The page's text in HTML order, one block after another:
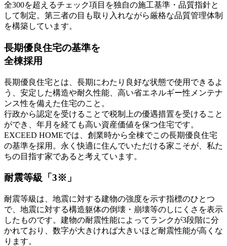
全300を超えるチェック項目 を独自の施工基準・品質指針と
して制定。 第三者の目も取り入れながら厳格な品質管理体制
を構築しています。
長期優良住宅の基準を
全棟採用
長期優良住宅とは、長期にわたり良好な状態で使用できるよ
う、 安定した構造や耐久性能、高い省エネルギー性メンテナ
ンス性を備えた住宅のこと。
行政から認定を受けることで税制上の優遇措置を受けること
ができ、 年月を経ても高い資産価値を保つ住宅です。
EXCEED HOMEでは、創業時から全棟でこの長期優良住宅
の基準を採用。永く快適に住んでいただける家こそが、私た
ちの目指す家であると考えています。
耐震等級「3※ 」
耐震等級は、地震に対する建物の強度を示す指標のひとつ
で、地震に対する構造躯体の倒壊・崩壊等のしにくさを表示
したものです。建物の耐震性能によってランクが3段階に分
かれており、数字が大きければ大きいほど耐震性能が高くな
ります。